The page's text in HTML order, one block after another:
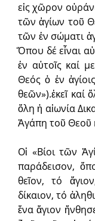
εἰς χῶρον
τῶν ἁγίων τοῦ
τῶν ἐν σώματι
Ὅπου δέ εἶναι
ἐν αὐτοῖς καί
Θεός ὁ ἐν
θεῶν»).ἐκεῖ καί
ὅλη ἡ αἰωνία
Ἀγάπη τοῦ Θεοῦ
Οἱ «Βίοι τῶν
παράδεισον,
θεῖον, τό
δίκαιον, τό
ἕνα ἅγιον